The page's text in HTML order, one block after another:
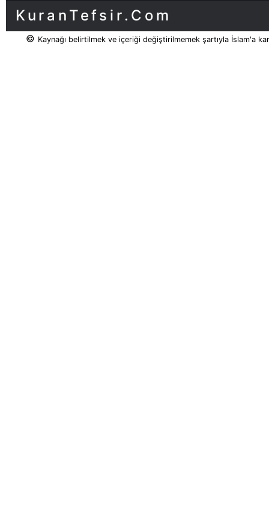
KuranTefsir.Com
© Kaynağı belirtilmek ve içeriği değiştirilmemek şartıyla İslam'a